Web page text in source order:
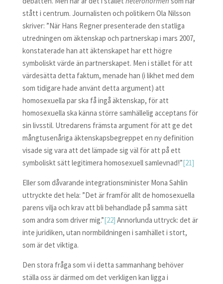
stått i centrum. Journalisten och politikern Ola Nilsson
skriver: ”När Hans Regner presenterade den statliga
utredningen om äktenskap och partnerskap i mars 2007,
konstaterade han att äktenskapet har ett högre
symboliskt värde än partnerskapet. Men i stället för att
värdesätta detta faktum, menade han (i likhet med dem
som tidigare hade använt detta argument) att
homosexuella par ska få ingå äktenskap, för att
homosexuella ska känna större samhällelig acceptans för
sin livsstil. Utredarens främsta argument för att ge det
mångtusenåriga äktenskapsbegreppet en ny definition
visade sig vara att det lämpade sig väl för att på ett
symboliskt sätt legitimera homosexuell samlevnad!”[21]
Eller som dåvarande integrationsminister Mona Sahlin
uttryckte det hela: ”Det är framför allt de homosexuella
parens vilja och krav att bli behandlade på samma sätt
som andra som driver mig.”[22] Annorlunda uttryck: det är
inte juridiken, utan normbildningen i samhället i stort,
som är det viktiga.
Den stora fråga som vi i detta sammanhang behöver
ställa oss är därmed om det verkligen kan ligga i